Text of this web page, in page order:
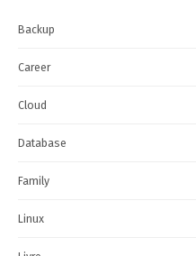
Backup
Career
Cloud
Database
Family
Linux